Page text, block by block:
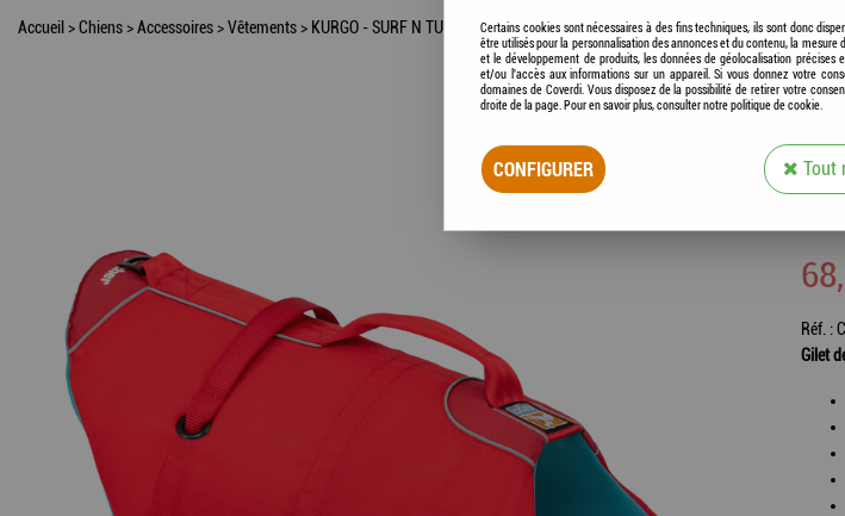
Accueil >Chiens>Accessoires>Vêtements> KURGO - SURF N TURF - Gilet de Sauvetage Terre et Mer
68,
Réf. :
Gilet
Certains cookies sont nécessaires à des fins techniques, ils sont donc
être utilisés pour la personnalisation des annonces et du contenu, la
et le développement de produits, les données de géolocalisation
et/ou l'accès aux informations sur un appareil. Si vous donnez votre
domaines de Coverdi. Vous disposez de la possibilité de retirer votre
droite de la page. Pour en savoir plus, consulter notre politique de cookie.
CONFIGURER Tout